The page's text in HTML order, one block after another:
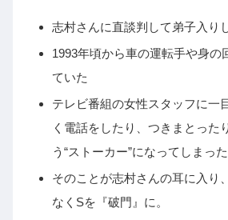
志村さんに直談判して弟子入り
1993年頃から車の運転手や身の
ていた
テレビ番組の女性スタッフに一
く電話をしたり、つきまとった
う“ストーカー”になってしまった
そのことが志村さんの耳に入り
なくSを『破門』に。